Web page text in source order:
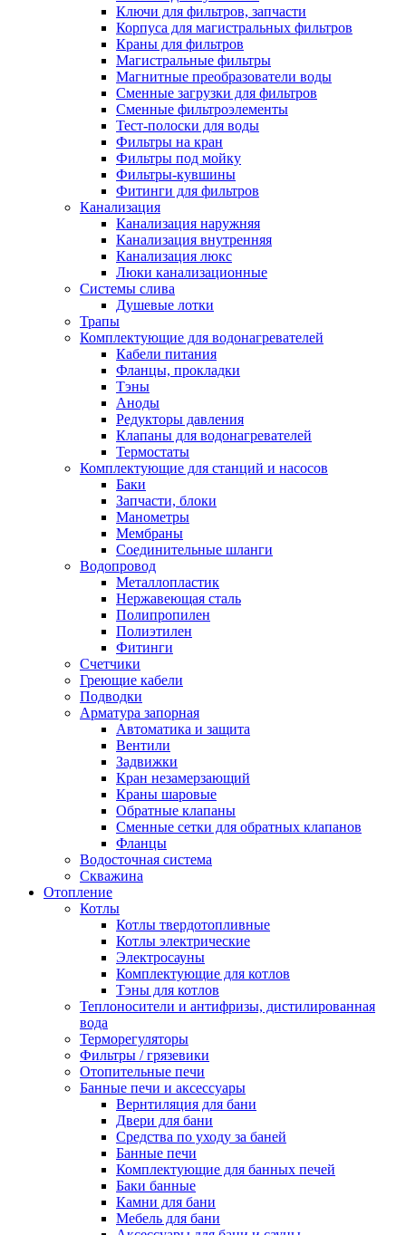
Новости и Акции
Оплата и доставка
Сервис-центр
Адреса Сервис-центров
Обмен и возврат товара
Вакансии
Ключи для фильтров, запчасти
Корпуса для магистральных фильтров
Краны для фильтров
Магистральные фильтры
Магнитные преобразователи воды
Сменные загрузки для фильтров
Сменные фильтроэлементы
Тест-полоски для воды
Фильтры на кран
Фильтры под мойку
Фильтры-кувшины
Фитинги для фильтров
Канализация
Канализация наружняя
Канализация внутренняя
Канализация люкс
Люки канализационные
Системы слива
Душевые лотки
Трапы
Комплектующие для водонагревателей
Кабели питания
Фланцы, прокладки
Тэны
Аноды
Редукторы давления
Клапаны для водонагревателей
Термостаты
Комплектующие для станций и насосов
Баки
Запчасти, блоки
Манометры
Мембраны
Соединительные шланги
Водопровод
Металлопластик
Нержавеющая сталь
Полипропилен
Полиэтилен
Фитинги
Счетчики
Греющие кабели
Подводки
Арматура запорная
Автоматика и защита
Вентили
Задвижки
Кран незамерзающий
Краны шаровые
Обратные клапаны
Сменные сетки для обратных клапанов
Фланцы
Водосточная система
Скважина
Отопление
Котлы
Котлы твердотопливные
Котлы электрические
Электросауны
Комплектующие для котлов
Тэны для котлов
Теплоносители и антифризы, дистилированная
вода
Терморегуляторы
Фильтры / грязевики
Отопительные печи
Банные печи и аксессуары
Вернтиляция для бани
Двери для бани
Средства по уходу за баней
Банные печи
Комплектующие для банных печей
Баки банные
Камни для бани
Мебель для бани